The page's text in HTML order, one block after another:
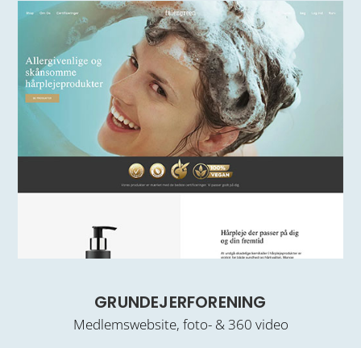
GRUNDEJERFORENING
Medlemswebsite, foto- & 360 video